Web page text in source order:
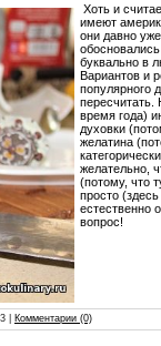
Хоть и
имеют
они давно
буквально в
Вариантов и
популярного
пересчитать.
время года)
духовки
желатина
желательно,
(потому, что
просто
естественно
вопрос!
Комментарии (0)